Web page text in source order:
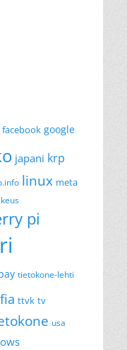
facebook google
japani krp
linux meta
pi
tietokone-lehti
ttvk tv
usa